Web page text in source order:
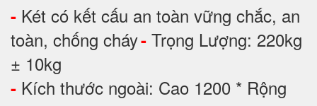
- Két có kết cấu an toàn vững chắc, an
toàn, chống cháy- Trọng Lượng: 220kg
± 10kg
- Kích thước ngoài: Cao 1200 * Rộng